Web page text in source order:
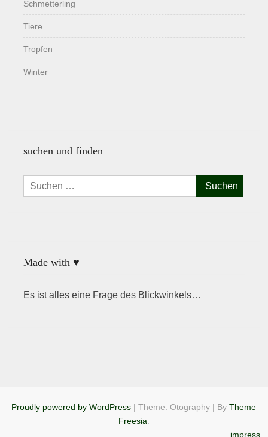
Schmetterling
Tiere
Tropfen
Winter
suchen und finden
Suchen
nach:
Made with ♥
Es ist alles eine Frage des Blickwinkels…
Proudly powered by WordPress |Theme: Otography | ByTheme
Freesia
impress